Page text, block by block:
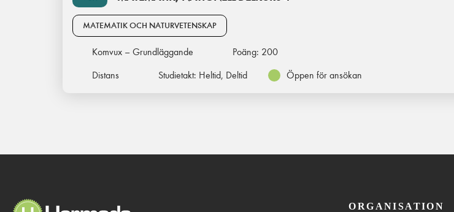
MATEMATIK OCH NATURVETENSKAP
Komvux – Grundläggande Poäng: 200
Distans
Studietakt: Heltid, Deltid Öppen för ansökan
ORGANISATION